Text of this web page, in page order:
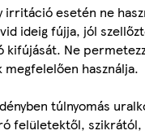
irritáció esetén ne
ideig fújja, jól
Ne
megfelelően használja.
túlnyomás
felületektől, szikrától,